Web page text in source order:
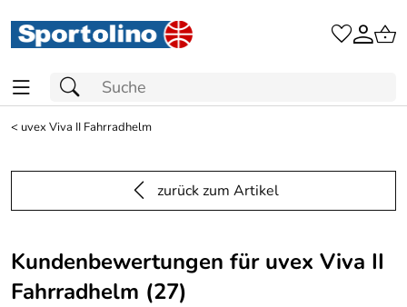
< uvex Viva II Fahrradhelm
zurück zum Artikel
Kundenbewertungen für uvex Viva II
Fahrradhelm (27)